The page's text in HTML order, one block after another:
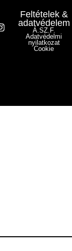
Feltételek &
adatvédelem
Á.SZ.F.
Adatvédelmi
nyilatkozat
Cookie